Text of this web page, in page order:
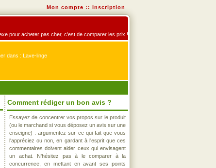
Mon compte :: Inscription
pour acheter pas cher, c'est de comparer les prix !
dans : Lave-linge
Comment rédiger un bon avis ?
Essayez de concentrer vos propos sur le produit
(ou le marchand si vous déposez un avis sur une
enseigne) : argumentez sur ce qui fait que vous
l'appréciez ou non, en gardant à l'esprit que ces
commentaires doivent aider ceux qui envisagent
un achat. N'hésitez pas à le comparer à la
concurrence, en mettant en avant ses points